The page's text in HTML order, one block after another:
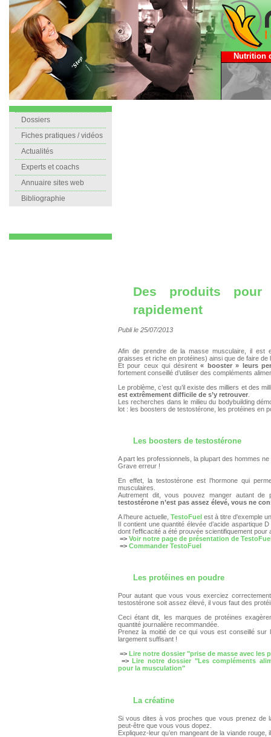
Nutrition
Dossiers
Fiches pratiques / vidéos
Actualités
Experts et coachs
Annuaire sites web
Bibliographie
Des produits pour
rapidement
Publi le 25/07/2013
Afin de prendre de la masse musculaire, il est
graisses et riche en protéines) ainsi que de faire
Et pour ceux qui désirent« booster » leurs
fortement conseillé d’utiliser des compléments
Le problème, c’est qu’il existe des milliers et des
est extrêmement difficile de s’y retrouver
Les recherches dans le milieu du bodybuilding
lot : les boosters de testostérone, les protéines en
Les boosters de testostérone
A part les professionnels, la plupart des hommes
Grave erreur !
En effet, la testostérone est l’hormone qui
musculaires.
Autrement dit, vous pouvez manger autant
testostérone n’est pas assez élevé, vous ne
A l’heure actuelle, TestoFuel est à titre d'exemple
Il contient une quantité élevée d’acide aspartique
dont l’efficacité a été prouvée scientifiquement
=> Voir notre page de présentation de
=> Commander TestoFuel
Les protéines en poudre
Pour autant que vous vous exerciez
testostérone soit assez élevé, il vous faut des
Ceci étant dit, les marques de protéines
quantité journalière recommandée.
Prenez la moitié de ce qui vous est conseillé sur
largement suffisant !
=> Lire notre dossier "prise de masse avec les
=>
Lire notre dossier "Les compléments
pour la musculation"
La créatine
Si vous dites à vos proches que vous prenez de
peut-être que vous vous dopez.
Expliquez-leur qu’en mangeant de la viande rouge,